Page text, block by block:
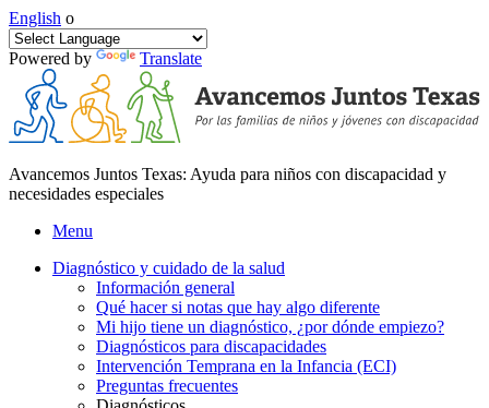
English o
Powered by Translate
Avancemos Juntos Texas: Ayuda para niños con discapacidad y
necesidades especiales
Menu
Diagnóstico y cuidado de la salud
Información general
Qué hacer si notas que hay algo diferente
Mi hijo tiene un diagnóstico, ¿por dónde empiezo?
Diagnósticos para discapacidades
Intervención Temprana en la Infancia (ECI)
Preguntas frecuentes